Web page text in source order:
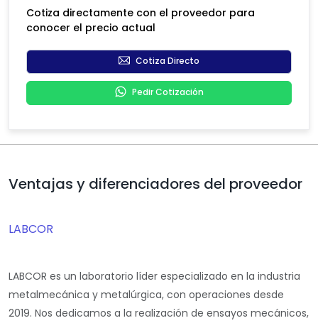
Cotiza directamente con el proveedor para
conocer el precio actual
Cotiza Directo
Pedir Cotización
Ventajas y diferenciadores del proveedor
LABCOR
LABCOR es un laboratorio líder especializado en la industria
metalmecánica y metalúrgica, con operaciones desde
2019. Nos dedicamos a la realización de ensayos mecánicos,